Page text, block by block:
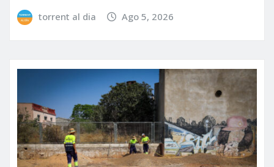
torrent al dia Ago 5, 2026